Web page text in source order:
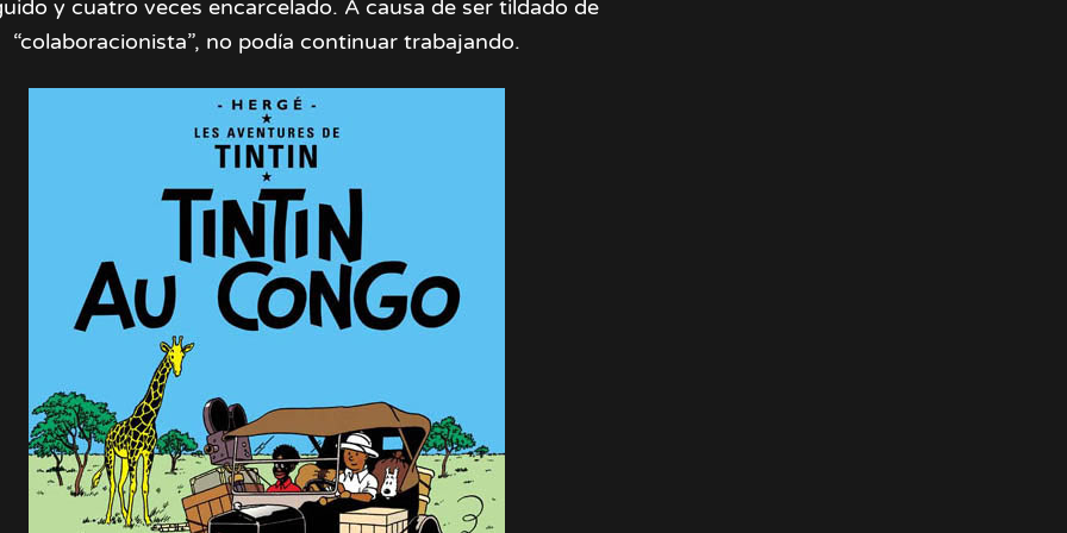
y cuatro veces encarcelado. A causa de ser tildado de
“colaboracionista”, no podía continuar trabajando.